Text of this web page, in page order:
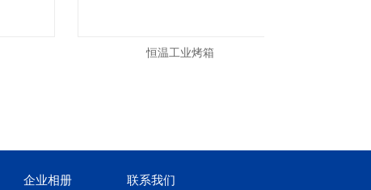
恒温工业烤箱
企业相册 联系我们